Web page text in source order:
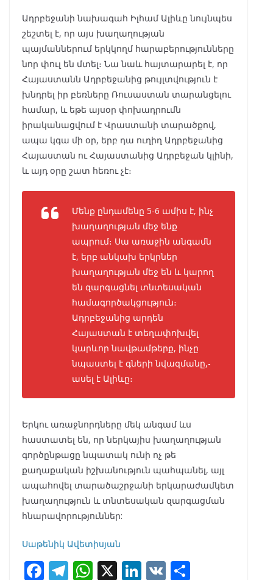
Ադրբեջանի նախագահ Իլհամ Ալիևը նույնպես
շեշտել է, որ այս խաղաղության
պայմաններում երկկողմ հարաբերությունները
նոր փուլ են մտել։ Նա նաև հայտարարել է, որ
Հայաստանն Ադրբեջանից թույլտվություն է
խնդրել իր բեռները Ռուսաստան տարանցելու
համար, և եթե այսօր փոխադրումն
իրականացվում է Վրաստանի տարածքով,
ապա կգա մի օր, երբ դա ուղիղ Ադրբեջանից
Հայաստան ու Հայաստանից Ադրբեջան կլինի,
և այդ օրը շատ հեռու չէ։
Մենք ընդամենը 5-6 ամիս է, ինչ
խաղաղության մեջ ենք
ապրում։ Սա առաջին անգամն
է, երբ անկախ երկրներ
խաղաղության մեջ են և կարող
են զարգացնել տնտեսական
համագործակցություն։
Ադրբեջանից արդեն
Հայաստան է տեղափոխվել
կարևոր նավթամթերք, ինչը
նպաստել է գների նվազմանը,-
ասել է Ալիևը։
Երկու առաջնորդները մեկ անգամ ևս
հաստատել են, որ ներկայիս խաղաղության
գործընթացը նպատակ ունի ոչ թե
քաղաքական իշխանություն պահպանել, այլ
ապահովել տարածաշրջանի երկարաժամկետ
խաղաղություն և տնտեսական զարգացման
հնարավորություններ:
Սաթենիկ Ավետիսյան
F T W X Li V